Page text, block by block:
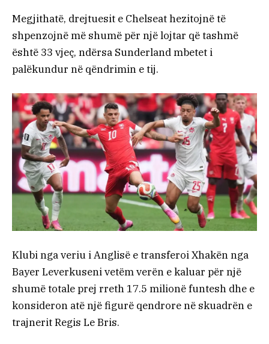
Megjithatë, drejtuesit e Chelseat hezitojnë të
shpenzojnë më shumë për një lojtar që tashmë
është 33 vjeç, ndërsa Sunderland mbetet i
palëkundur në qëndrimin e tij.
Klubi nga veriu i Anglisë e transferoi Xhakën nga
Bayer Leverkuseni vetëm verën e kaluar për një
shumë totale prej rreth 17.5 milionë funtesh dhe e
konsideron atë një figurë qendrore në skuadrën e
trajnerit Regis Le Bris.